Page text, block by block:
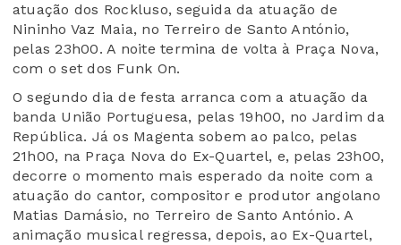
atuação dos Rockluso, seguida da atuação de
Nininho Vaz Maia, no Terreiro de Santo António,
pelas 23h00. A noite termina de volta à Praça Nova,
com o set dos Funk On.
O segundo dia de festa arranca com a atuação da
banda União Portuguesa, pelas 19h00, no Jardim da
República. Já os Magenta sobem ao palco, pelas
21h00, na Praça Nova do Ex-Quartel, e, pelas 23h00,
decorre o momento mais esperado da noite com a
atuação do cantor, compositor e produtor angolano
Matias Damásio, no Terreiro de Santo António. A
animação musical regressa, depois, ao Ex-Quartel,